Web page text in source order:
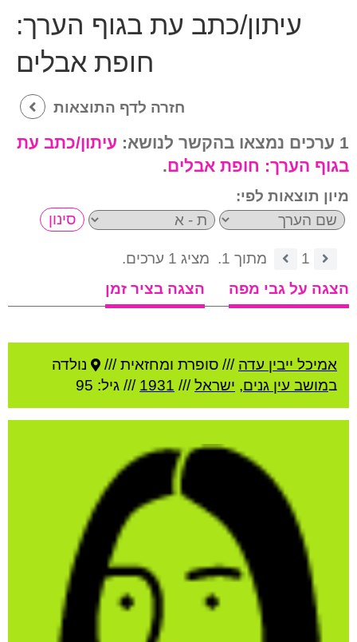
עיתון/כתב עת בגוף הערך:
חופת אבלים
חזרה לדף התוצאות
1 ערכים נמצאו בהקשר לנושא:
עיתון/כתב עת
בגוף הערך: חופת אבלים.
מיון תוצאות לפי:
1 מתוך 1.
מציג 1 ערכים.
הצגה על גבי מפה
הצגה בציר זמן
אמיכל ייבין עדה /// סופרת ומחזאית ///
נולדה
במושב עין גנים, ישראל///
1931 /// גיל: 95